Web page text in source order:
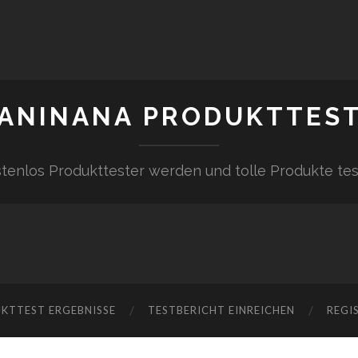
Produkttester werden und tolle Produkte
ERGEBNISSE TESTBERICHT EINREICHEN